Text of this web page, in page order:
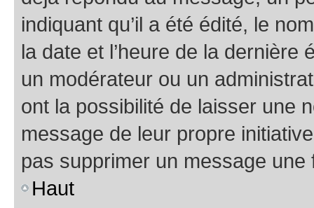
indiquant qu’il a été édité, le
la date et l’heure de la dernière
un modérateur ou un
ont la possibilité de laisser une
message de leur propre
pas supprimer un message une
Haut